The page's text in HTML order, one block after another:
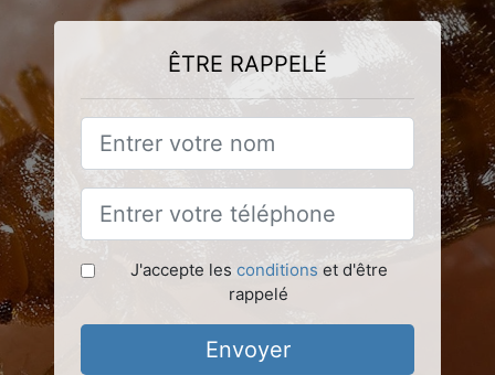
ÊTRE RAPPELÉ
J'accepte les conditions et d'être
rappelé
Envoyer